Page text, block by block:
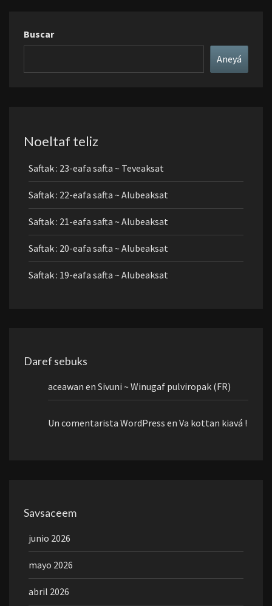
Buscar
Aneyá
Noeltaf teliz
Saftak : 23-eafa safta ~ Teveaksat
Saftak : 22-eafa safta ~ Alubeaksat
Saftak : 21-eafa safta ~ Alubeaksat
Saftak : 20-eafa safta ~ Alubeaksat
Saftak : 19-eafa safta ~ Alubeaksat
Daref sebuks
aceawan en Sivuni ~ Winugaf pulviropak (FR)
Un comentarista WordPress en Va kottan kiavá !
Savsaceem
junio 2026
mayo 2026
abril 2026